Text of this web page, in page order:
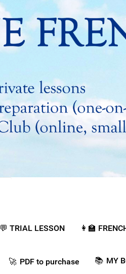
💬​ TRIAL LESSON 👩‍🏫​​
🚀​ PDF to purchase 📚 MY